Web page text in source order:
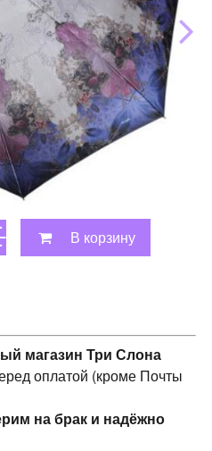
В корзину
магазин Три Слона
оплатой (кроме Почты
на брак и надёжно